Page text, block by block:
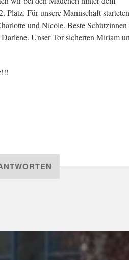
Platz. Für unsere Mannschaft
und Nicole. Beste Schützinnen
Unser Tor sicherten Miriam